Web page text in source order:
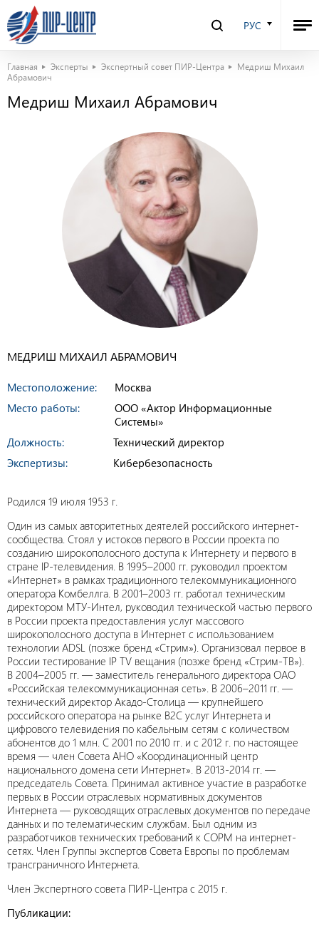
РУС
Главная Эксперты Экспертный совет ПИР-Центра
Медриш Михаил
Абрамович
Медриш Михаил Абрамович
МЕДРИШ МИХАИЛ АБРАМОВИЧ
Местоположение:
Москва
Место работы:
ООО «Актор Информационные
Системы»
Должность:
Технический директор
Экспертизы:
Кибербезопасность
Родился 19 июля 1953 г.
Один из самых авторитетных деятелей российского интернет-
сообщества. Стоял у истоков первого в России проекта по
созданию широкополосного доступа к Интернету и первого в
стране IP-телевидения. В 1995–2000 гг. руководил проектом
«Интернет» в рамках традиционного телекоммуникационного
оператора Комбеллга. В 2001–2003 гг. работал техническим
директором МТУ-Интел, руководил технической частью первого
в России проекта предоставления услуг массового
широкополосного доступа в Интернет с использованием
технологии ADSL (позже бренд «Стрим»). Организовал первое в
России тестирование IP TV вещания (позже бренд «Стрим-ТВ»).
В 2004–2005 гг. — заместитель генерального директора ОАО
«Российская телекоммуникационная сеть». В 2006–2011 гг. —
технический директор Акадо-Столица — крупнейшего
российского оператора на рынке B2C услуг Интернета и
цифрового телевидения по кабельным сетям с количеством
абонентов до 1 млн. С 2001 по 2010 гг. и с 2012 г. по настоящее
время — член Совета АНО «Координационный центр
национального домена сети Интернет». В 2013-2014 гг. —
председатель Совета. Принимал активное участие в разработке
первых в России отраслевых нормативных документов
Интернета — руководящих отраслевых документов по передаче
данных и по телематическим службам. Был одним из
разработчиков технических требований к СОРМ на интернет-
сетях. Член Группы экспертов Совета Европы по проблемам
трансграничного Интернета.
Член Экспертного совета ПИР-Центра с 2015 г.
Публикации: